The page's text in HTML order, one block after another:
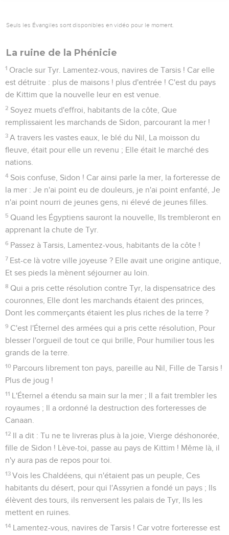
Seuls les Évangiles sont disponibles en vidéo pour le moment.
La ruine de la Phénicie
1 Oracle sur Tyr. Lamentez-vous, navires de Tarsis ! Car elle
est détruite : plus de maisons ! plus d'entrée ! C'est du pays
de Kittim que la nouvelle leur en est venue.
2 Soyez muets d'effroi, habitants de la côte, Que
remplissaient les marchands de Sidon, parcourant la mer !
3 A travers les vastes eaux, le blé du Nil, La moisson du
fleuve, était pour elle un revenu ; Elle était le marché des
nations.
4 Sois confuse, Sidon ! Car ainsi parle la mer, la forteresse de
la mer : Je n'ai point eu de douleurs, je n'ai point enfanté, Je
n'ai point nourri de jeunes gens, ni élevé de jeunes filles.
5 Quand les Égyptiens sauront la nouvelle, Ils trembleront en
apprenant la chute de Tyr.
6 Passez à Tarsis, Lamentez-vous, habitants de la côte !
7 Est-ce là votre ville joyeuse ? Elle avait une origine antique,
Et ses pieds la mènent séjourner au loin.
8 Qui a pris cette résolution contre Tyr, la dispensatrice des
couronnes, Elle dont les marchands étaient des princes,
Dont les commerçants étaient les plus riches de la terre ?
9 C'est l'Éternel des armées qui a pris cette résolution, Pour
blesser l'orgueil de tout ce qui brille, Pour humilier tous les
grands de la terre.
10 Parcours librement ton pays, pareille au Nil, Fille de Tarsis !
Plus de joug !
11 L'Éternel a étendu sa main sur la mer ; Il a fait trembler les
royaumes ; Il a ordonné la destruction des forteresses de
Canaan.
12 Il a dit : Tu ne te livreras plus à la joie, Vierge déshonorée,
fille de Sidon ! Lève-toi, passe au pays de Kittim ! Même là, il
n'y aura pas de repos pour toi.
13 Vois les Chaldéens, qui n'étaient pas un peuple, Ces
habitants du désert, pour qui l'Assyrien a fondé un pays ; Ils
élèvent des tours, ils renversent les palais de Tyr, Ils les
mettent en ruines.
14 Lamentez-vous, navires de Tarsis ! Car votre forteresse est